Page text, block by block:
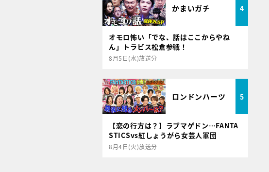
かまいガチ 4
オモロ怖い「でな、話はここからやね
ん」トラビス松倉参戦！
8月5日(水)放送分
ロンドンハーツ 5
【恋の行方は？】ラブマゲドン…FANTA
STICSvs紅しょうがら女芸人軍団
8月4日(火)放送分